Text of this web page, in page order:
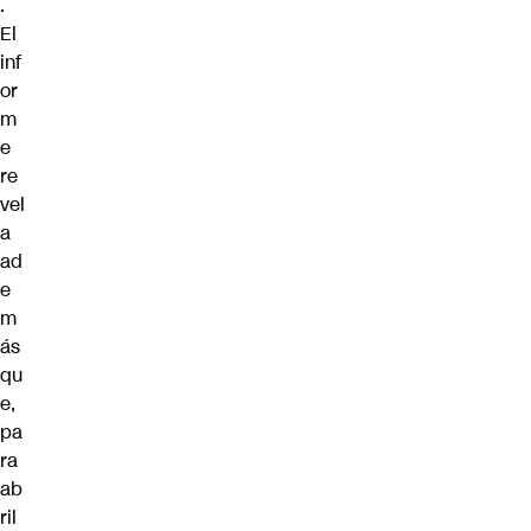
El
inf
or
m
e
re
vel
a
ad
e
m
ás
qu
e,
pa
ra
ab
ril